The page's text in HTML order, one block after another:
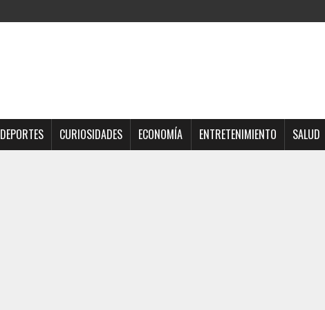
DEPORTES CURIOSIDADES ECONOMÍA ENTRETENIMIENTO SALUD